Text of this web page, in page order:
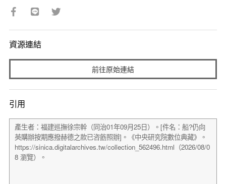
資源連結
前往原始連結
引用